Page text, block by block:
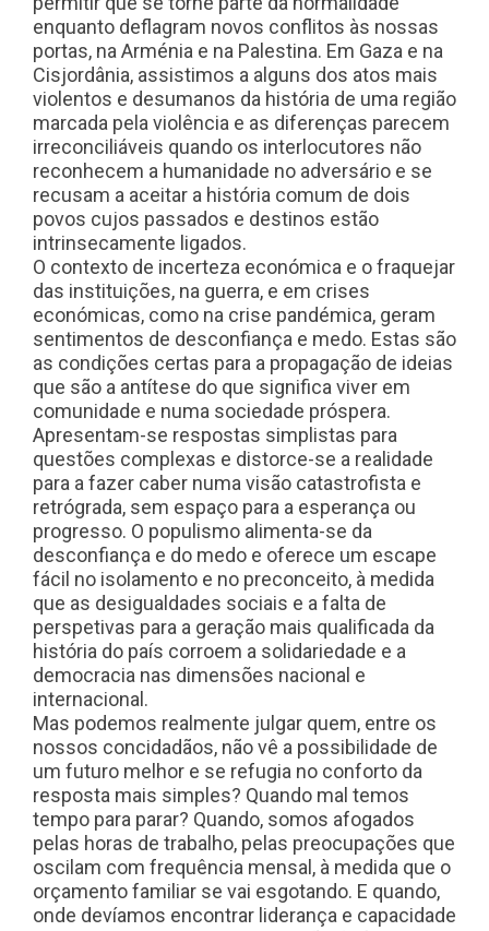
enquanto deflagram novos conflitos às nossas
portas, na Arménia e na Palestina. Em Gaza e na
Cisjordânia, assistimos a alguns dos atos mais
violentos e desumanos da história de uma região
marcada pela violência e as diferenças parecem
irreconciliáveis quando os interlocutores não
reconhecem a humanidade no adversário e se
recusam a aceitar a história comum de dois
povos cujos passados e destinos estão
intrinsecamente ligados.
O contexto de incerteza económica e o fraquejar
das instituições, na guerra, e em crises
económicas, como na crise pandémica, geram
sentimentos de desconfiança e medo. Estas são
as condições certas para a propagação de ideias
que são a antítese do que significa viver em
comunidade e numa sociedade próspera.
Apresentam-se respostas simplistas para
questões complexas e distorce-se a realidade
para a fazer caber numa visão catastrofista e
retrógrada, sem espaço para a esperança ou
progresso. O populismo alimenta-se da
desconfiança e do medo e oferece um escape
fácil no isolamento e no preconceito, à medida
que as desigualdades sociais e a falta de
perspetivas para a geração mais qualificada da
história do país corroem a solidariedade e a
democracia nas dimensões nacional e
internacional.
Mas podemos realmente julgar quem, entre os
nossos concidadãos, não vê a possibilidade de
um futuro melhor e se refugia no conforto da
resposta mais simples? Quando mal temos
tempo para parar? Quando, somos afogados
pelas horas de trabalho, pelas preocupações que
oscilam com frequência mensal, à medida que o
orçamento familiar se vai esgotando. E quando,
onde devíamos encontrar liderança e capacidade